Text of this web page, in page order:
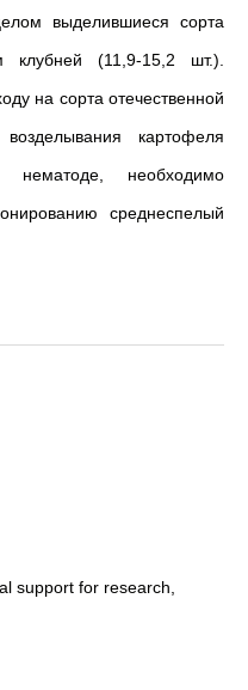
выделившиеся сорта
(11,9-15,2 шт.).
на сорта отечественной
картофеля
нематоде, необходимо
среднеспелый
support for research,